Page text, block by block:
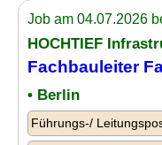
Job am 04.07.2026
HOCHTIEF
Fachbauleiter
• Berlin
Führungs-/